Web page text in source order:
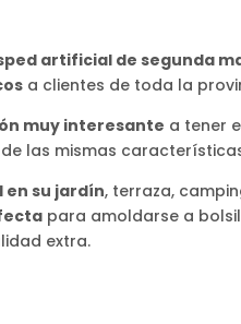
artificial de segunda
a clientes de toda la
muy interesante a tener
de las mismas
su jardín, terraza,
para amoldarse a
extra.